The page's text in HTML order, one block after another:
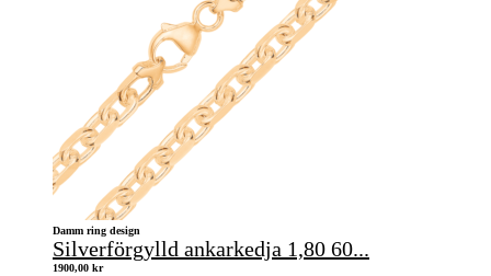
Damm ring design
Silverförgylld ankarkedja 1,80 60...
1900,00 kr